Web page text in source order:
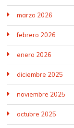
marzo 2026
febrero 2026
enero 2026
diciembre 2025
noviembre 2025
octubre 2025